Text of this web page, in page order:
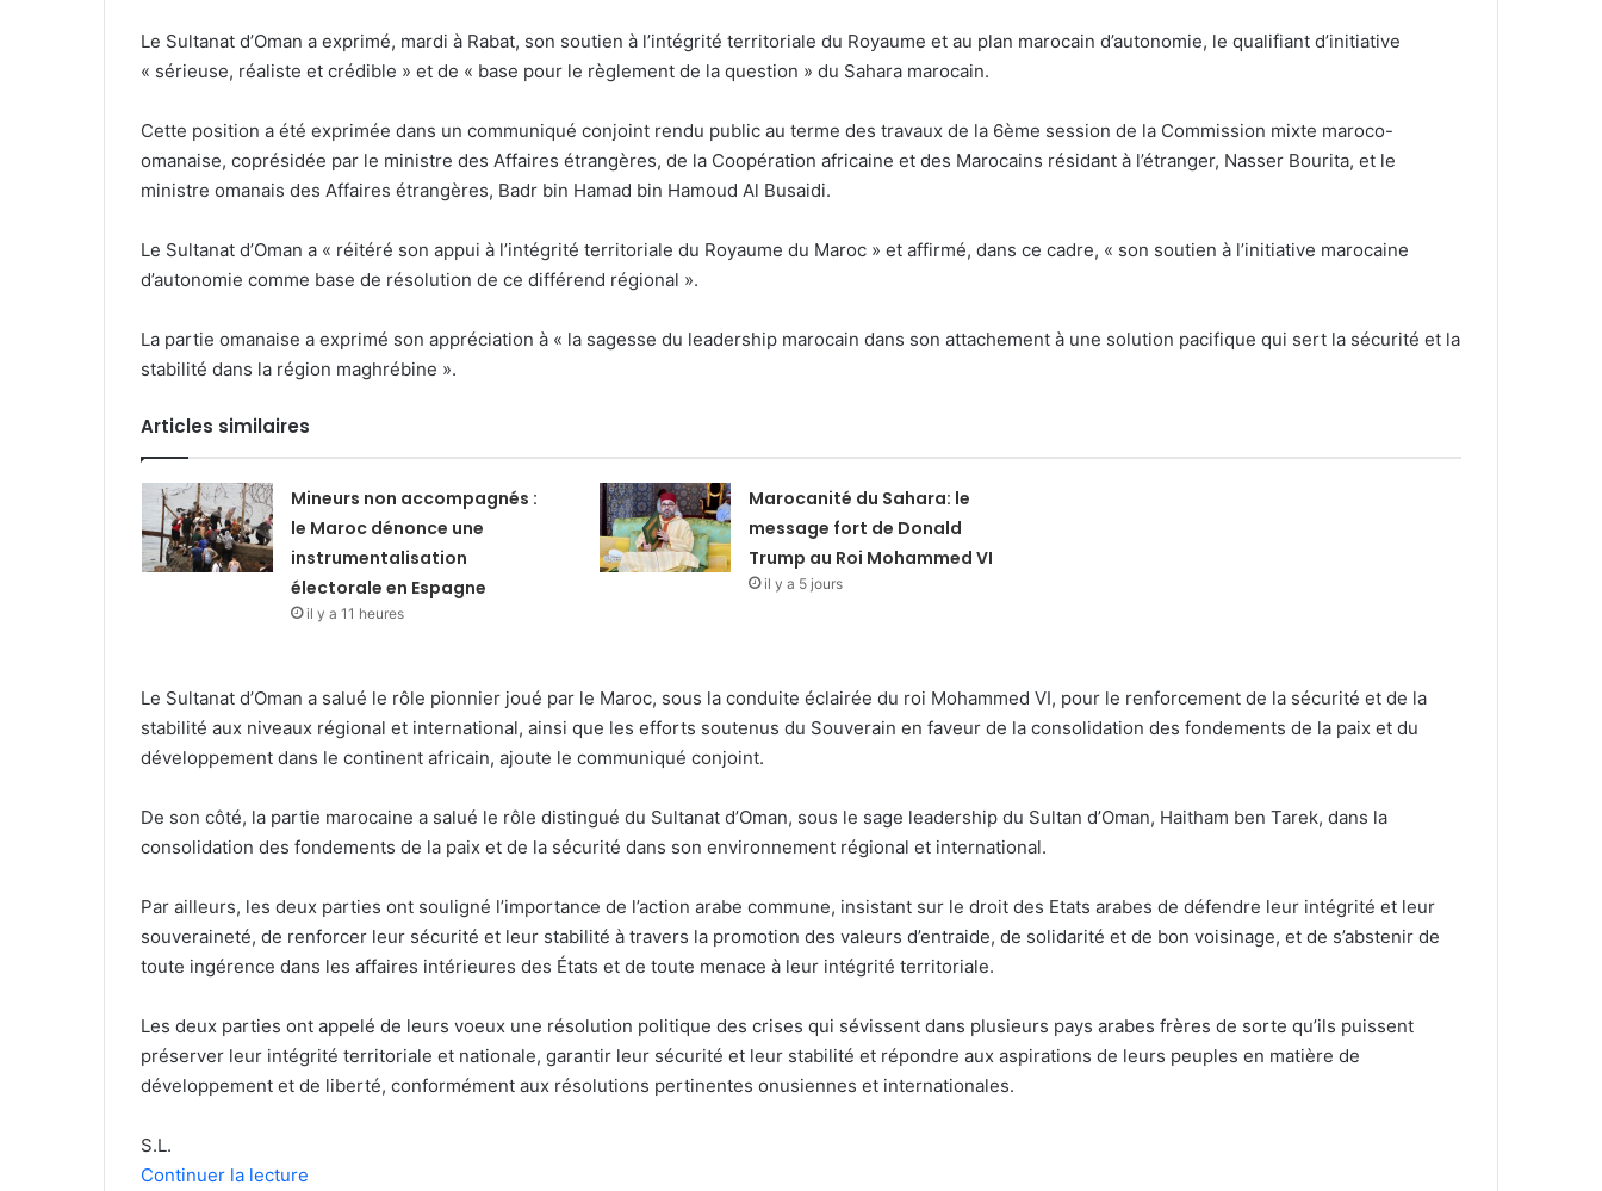
Le Sultanat d’Oman a exprimé, mardi à Rabat, son soutien à l’intégrité territoriale du Royaume et au plan marocain d’autonomie, le qualifiant d’initiative
« sérieuse, réaliste et crédible » et de « base pour le règlement de la question » du Sahara marocain.
Cette position a été exprimée dans un communiqué conjoint rendu public au terme des travaux de la 6ème session de la Commission mixte maroco-
omanaise, coprésidée par le ministre des Affaires étrangères, de la Coopération africaine et des Marocains résidant à l’étranger, Nasser Bourita, et le
ministre omanais des Affaires étrangères, Badr bin Hamad bin Hamoud Al Busaidi.
Le Sultanat d’Oman a « réitéré son appui à l’intégrité territoriale du Royaume du Maroc » et affirmé, dans ce cadre, « son soutien à l’initiative marocaine
d’autonomie comme base de résolution de ce différend régional ».
La partie omanaise a exprimé son appréciation à « la sagesse du leadership marocain dans son attachement à une solution pacifique qui sert la sécurité et la
stabilité dans la région maghrébine ».
Articles similaires
Mineurs non accompagnés :
le Maroc dénonce une
instrumentalisation
électorale en Espagne
il y a 11 heures
Marocanité du Sahara: le
message fort de Donald
Trump au Roi Mohammed VI
il y a 5 jours
Le Sultanat d’Oman a salué le rôle pionnier joué par le Maroc, sous la conduite éclairée du roi Mohammed VI, pour le renforcement de la sécurité et de la
stabilité aux niveaux régional et international, ainsi que les efforts soutenus du Souverain en faveur de la consolidation des fondements de la paix et du
développement dans le continent africain, ajoute le communiqué conjoint.
De son côté, la partie marocaine a salué le rôle distingué du Sultanat d’Oman, sous le sage leadership du Sultan d’Oman, Haitham ben Tarek, dans la
consolidation des fondements de la paix et de la sécurité dans son environnement régional et international.
Par ailleurs, les deux parties ont souligné l’importance de l’action arabe commune, insistant sur le droit des Etats arabes de défendre leur intégrité et leur
souveraineté, de renforcer leur sécurité et leur stabilité à travers la promotion des valeurs d’entraide, de solidarité et de bon voisinage, et de s’abstenir de
toute ingérence dans les affaires intérieures des États et de toute menace à leur intégrité territoriale.
Les deux parties ont appelé de leurs voeux une résolution politique des crises qui sévissent dans plusieurs pays arabes frères de sorte qu’ils puissent
préserver leur intégrité territoriale et nationale, garantir leur sécurité et leur stabilité et répondre aux aspirations de leurs peuples en matière de
développement et de liberté, conformément aux résolutions pertinentes onusiennes et internationales.
S.L.
Continuer la lecture